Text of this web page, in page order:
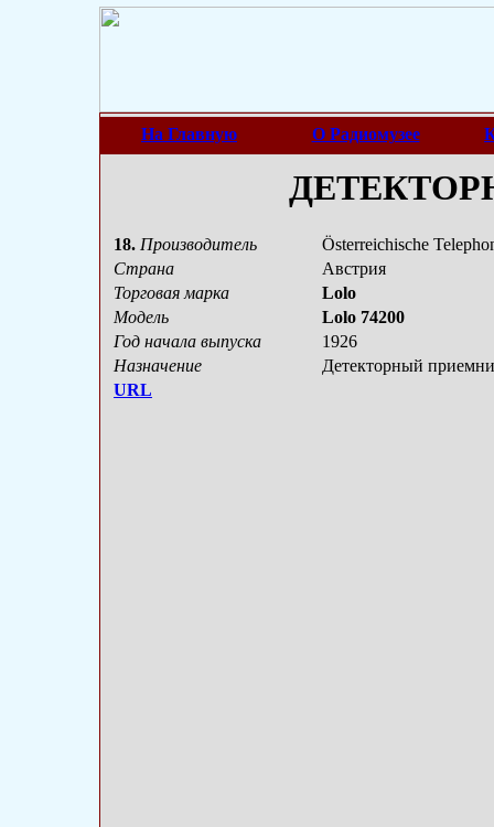
На Главную О Радиомузее
18. Производитель
Österreichische
Страна
Австрия
Торговая марка
Lolo
Модель
Lolo 74200
Год начала выпуска
1926
Назначение
Детекторный
URL